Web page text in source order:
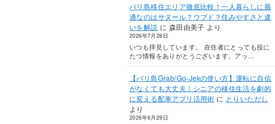
バリ島移住エリア徹底比較！一人暮らしに最
適なのはサヌール？ウブド？住みやすさと違
いを解説 に 森田由美子 より
2026年7月26日
いつも拝見しています。 在住者にとっても役に
たつ情報をありがとうございます。アッ…
【バリ島Grab/Go-Jekの使い方】運転に自信
がなくても大丈夫！シニアの移住生活を劇的
に変える配車アプリ活用術 に とりいただし
より
2026年6月29日